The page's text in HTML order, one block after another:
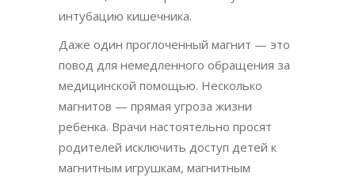
интубацию кишечника.
Даже один проглоченный магнит — это
повод для немедленного обращения за
медицинской помощью. Несколько
магнитов — прямая угроза жизни
ребенка. Врачи настоятельно просят
родителей исключить доступ детей к
магнитным игрушкам, магнитным